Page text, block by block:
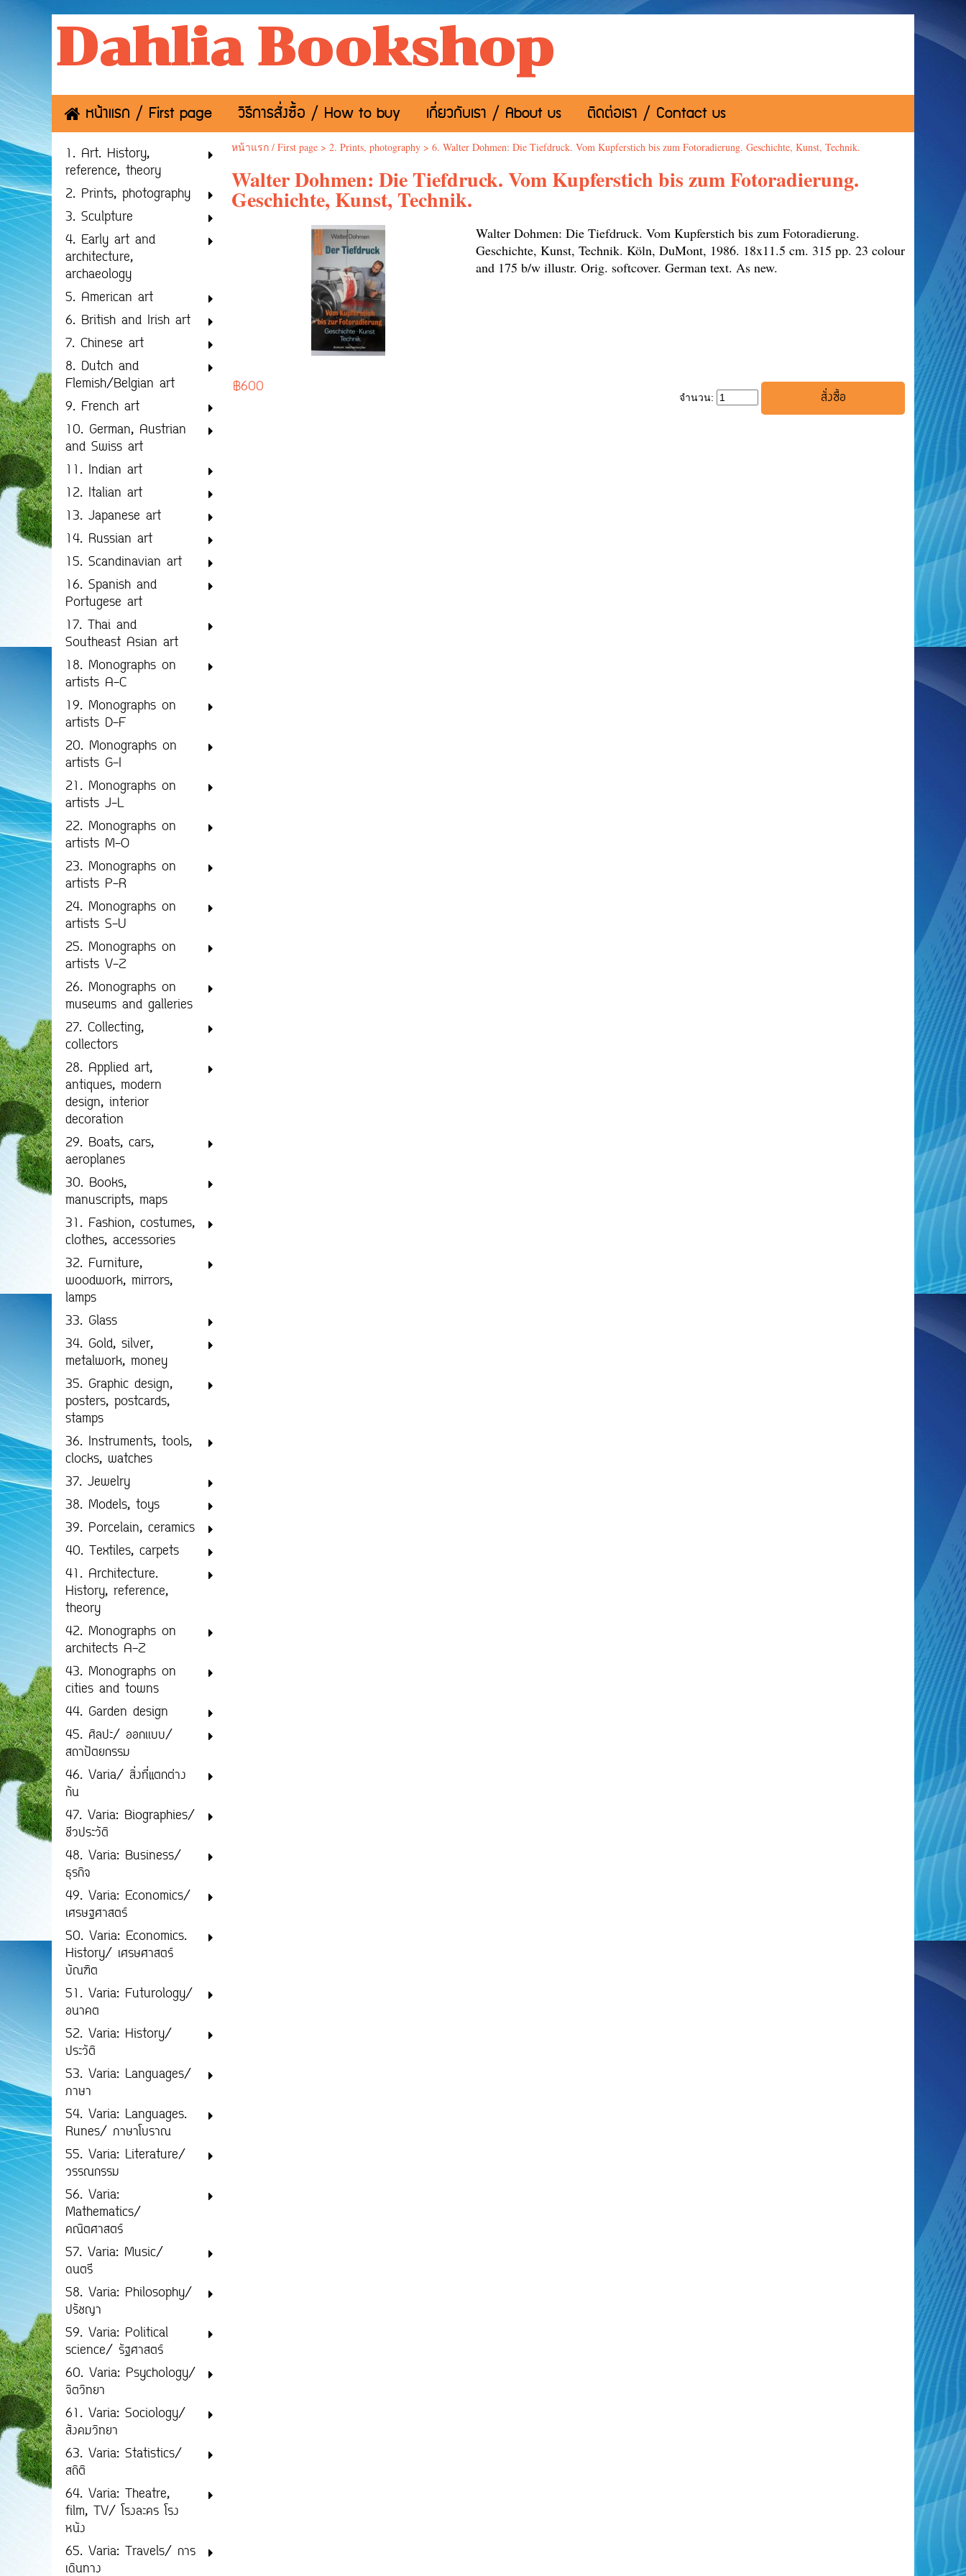
Dahlia Bookshop
หน้าแรก / First page วิธีการสั่งซื้อ / How to buy เกี่ยวกับเรา / About us ติดต่อเรา / Contact us
1. Art. History,
reference, theory
2. Prints, photography
3. Sculpture
4. Early art and
architecture,
archaeology
5. American art
6. British and Irish art
7. Chinese art
8. Dutch and
Flemish/Belgian art
9. French art
10. German, Austrian
and Swiss art
11. Indian art
12. Italian art
13. Japanese art
14. Russian art
15. Scandinavian art
16. Spanish and
Portugese art
17. Thai and
Southeast Asian art
18. Monographs on
artists A-C
19. Monographs on
artists D-F
20. Monographs on
artists G-I
21. Monographs on
artists J-L
22. Monographs on
artists M-O
23. Monographs on
artists P-R
24. Monographs on
artists S-U
25. Monographs on
artists V-Z
26. Monographs on
museums and galleries
27. Collecting,
collectors
28. Applied art,
antiques, modern
design, interior
decoration
29. Boats, cars,
aeroplanes
30. Books,
manuscripts, maps
31. Fashion, costumes,
clothes, accessories
32. Furniture,
woodwork, mirrors,
lamps
33. Glass
34. Gold, silver,
metalwork, money
35. Graphic design,
posters, postcards,
stamps
36. Instruments, tools,
clocks, watches
37. Jewelry
38. Models, toys
39. Porcelain, ceramics
40. Textiles, carpets
41. Architecture.
History, reference,
theory
42. Monographs on
architects A-Z
43. Monographs on
cities and towns
44. Garden design
45. ศิลปะ/ ออกเเบบ/
สถาปัตยกรรม
46. Varia/ สิ่งที่แตกต่าง
กัน
47. Varia: Biographies/
ชีวประวัติ
48. Varia: Business/
ธุรกิจ
49. Varia: Economics/
เศรษฐศาสตร์
50. Varia: Economics.
History/ เศรษศาสตร์
บัณฑิต
51. Varia: Futurology/
อนาคต
52. Varia: History/
ประวัติ
53. Varia: Languages/
ภาษา
54. Varia: Languages.
Runes/ ภาษาโบราณ
55. Varia: Literature/
วรรณกรรม
56. Varia:
Mathematics/
คณิตศาสตร์
57. Varia: Music/
ดนตรี
58. Varia: Philosophy/
ปรัชญา
59. Varia: Political
science/ รัฐศาสตร์
60. Varia: Psychology/
จิตวิทยา
61. Varia: Sociology/
สังคมวิทยา
63. Varia: Statistics/
สถิติ
64. Varia: Theatre,
film, TV/ โรงละคร โรง
หนัง
65. Varia: Travels/ การ
เดินทาง
หน้าแรก / First page> 2. Prints, photography > 6. Walter Dohmen: Die Tiefdruck. Vom Kupferstich bis zum Fotoradierung. Geschichte, Kunst, Technik.
Walter Dohmen: Die Tiefdruck. Vom Kupferstich bis zum Fotoradierung.
Geschichte, Kunst, Technik.
Walter Dohmen: Die Tiefdruck. Vom Kupferstich bis zum Fotoradierung.
Geschichte, Kunst, Technik. Köln, DuMont, 1986. 18x11.5 cm. 315 pp. 23 colour
and 175 b/w illustr. Orig. softcover. German text. As new.
฿600
จำนวน: